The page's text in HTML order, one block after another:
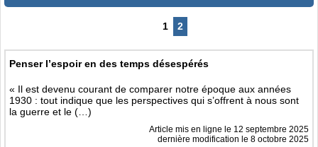
1 2
Penser l’espoir en des temps désespérés
« Il est devenu courant de comparer notre époque aux années
1930 : tout indique que les perspectives qui s’offrent à nous sont
la guerre et le (…)
Article mis en ligne le 12 septembre 2025
dernière modification le 8 octobre 2025